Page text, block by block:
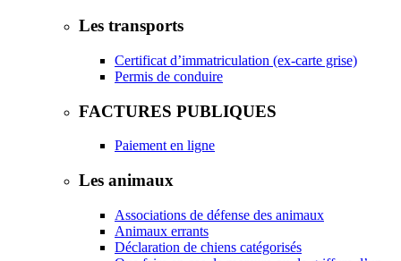
Les transports
Certificat d’immatriculation (ex-carte grise)
Permis de conduire
FACTURES PUBLIQUES
Paiement en ligne
Les animaux
Associations de défense des animaux
Animaux errants
Déclaration de chiens catégorisés